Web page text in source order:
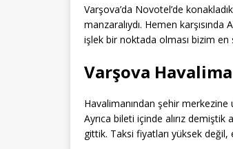
Varşova’da Novotel’de
manzaralıydı. Hemen
işlek bir noktada olması bizim
Varşova
Havalimanından şehir
Ayrıca bileti içinde alırız
gittik. Taksi fiyatları yüksek değil,